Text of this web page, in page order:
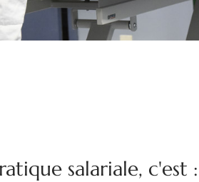
salariale, c'est :